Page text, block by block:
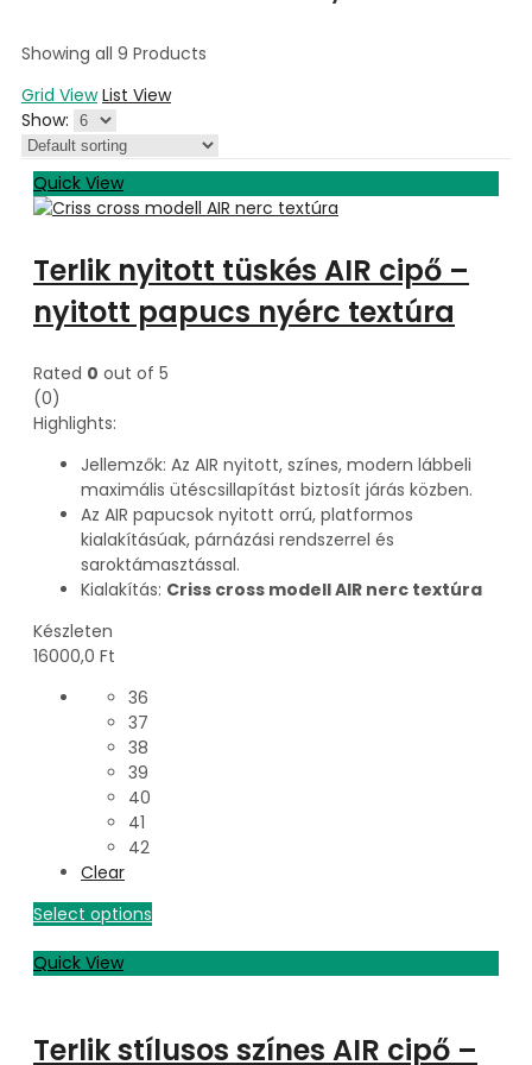
Showing all 9 Products
Grid View List View
Show:
Quick View
Terlik nyitott tüskés AIR cipő –
nyitott papucs nyérc textúra
Rated 0 out of 5
(0)
Highlights:
Jellemzők: Az AIR nyitott, színes, modern lábbeli
maximális ütéscsillapítást biztosít járás közben.
Az AIR papucsok nyitott orrú, platformos
kialakításúak, párnázási rendszerrel és
saroktámasztással.
Kialakítás: Criss cross modell AIR nerc textúra
Készleten
16000,0 Ft
36
37
38
39
40
41
42
Clear
Select options
Quick View
Terlik stílusos színes AIR cipő –